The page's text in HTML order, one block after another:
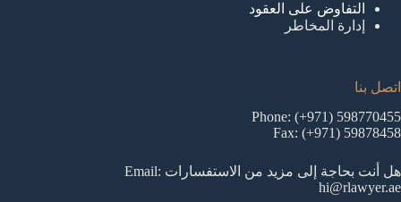
التفاوض على العقود
إدارة المخاطر
اتصل بنا
Phone: (+971) 598770455
Fax: (+971) 59878458
هل أنت بحاجة إلى مزيد من الاستفسارات Email:
hi@rlawyer.ae